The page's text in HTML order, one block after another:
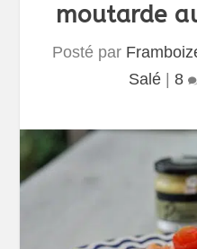
moutarde
Posté par
Salé| 8